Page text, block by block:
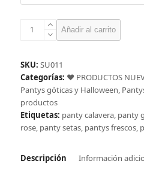
Panty
cristal,
gris
cantidad
Añadir al carrito
SKU: SU011
Categorías: ❤️ PRODUCTOS
Pantys góticas y Halloween,
productos
Etiquetas: panty calavera, panty
rose, panty setas, pantys frescos,
Descripción Información